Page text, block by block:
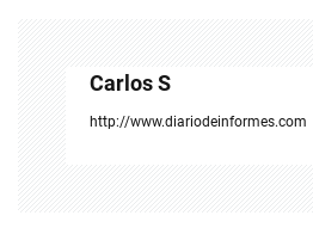
Carlos S
http://www.diariodeinformes.com